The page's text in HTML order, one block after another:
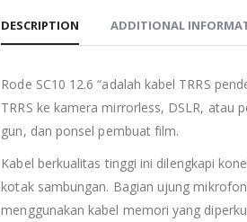
DESCRIPTION ADDITIONAL
Rode SC10 12.6 “adalah kabel TRRS
TRRS ke kamera mirrorless, DSLR, atau
gun, dan ponsel pembuat film.
Kabel berkualitas tinggi ini dilengkapi
kotak sambungan. Bagian ujung
menggunakan kabel memori yang